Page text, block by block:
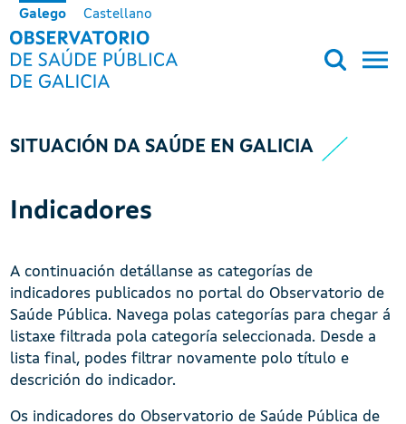
Ir o contido principal
Galego Castellano
OBSERVATORIO DE SALUD
SITUACIÓN DA SAÚDE EN GALICIA
Indicadores
A continuación detállanse as categorías de
indicadores publicados no portal do Observatorio de
Saúde Pública. Navega polas categorías para chegar á
listaxe filtrada pola categoría seleccionada. Desde a
lista final, podes filtrar novamente polo título e
descrición do indicador.
Os indicadores do Observatorio de Saúde Pública de